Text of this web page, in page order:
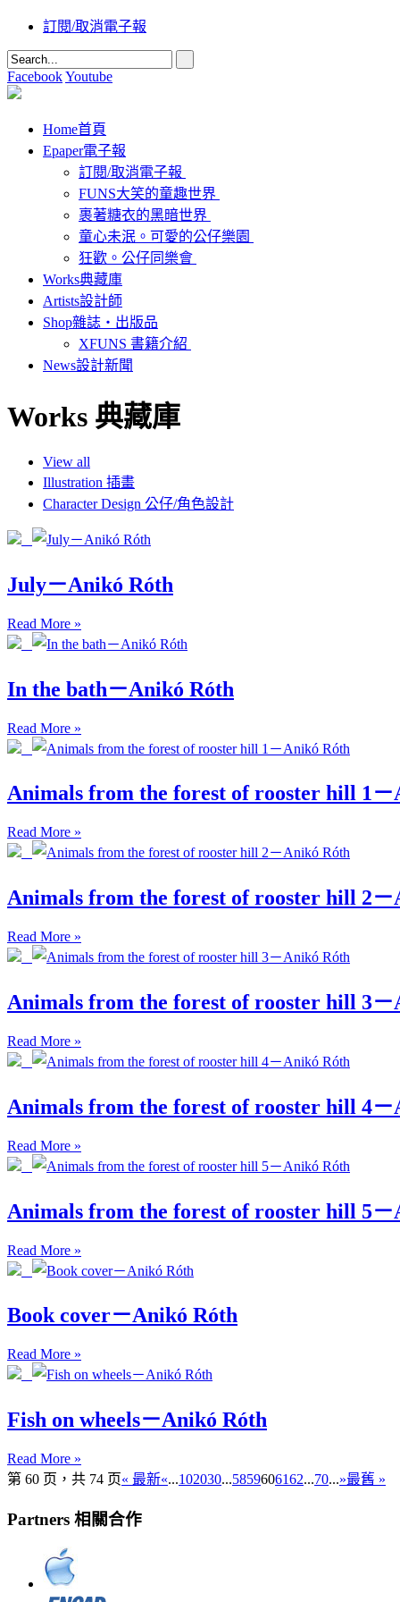
訂閱/取消電子報
FacebookYoutube
Home首頁
Epaper電子報
訂閱/取消電子報
FUNS大笑的童趣世界
裹著糖衣的黑暗世界
童心未泯。可愛的公仔樂園
狂歡。公仔同樂會
Works典藏庫
Artists設計師
Shop雜誌‧出版品
XFUNS 書籍介紹
News設計新聞
Works 典藏庫
View all
Illustration 插畫
Character Design 公仔/角色設計
July－Anikó Róth
Read More »
In the bath－Anikó Róth
Read More »
Animals from the forest of rooster hill 1
Read More »
Animals from the forest of rooster hill 2
Read More »
Animals from the forest of rooster hill 3
Read More »
Animals from the forest of rooster hill 4
Read More »
Animals from the forest of rooster hill 5
Read More »
Book cover－Anikó Róth
Read More »
Fish on wheels－Anikó Róth
Read More »
第 60 页，共 74 页« 最新«...102030...5859606162...70...»最舊 »
Partners 相關合作